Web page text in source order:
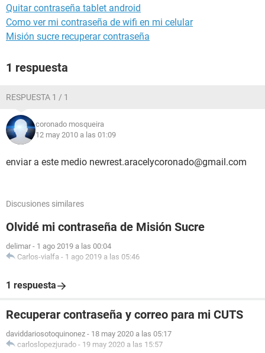
Quitar contraseña tablet android
Como ver mi contraseña de wifi en mi celular
Misión sucre recuperar contraseña
1 respuesta
RESPUESTA 1 / 1
coronado mosqueira
12 may 2010 a las 01:09
enviar a este medio newrest.aracelycoronado@gmail.com
Discusiones similares
Olvidé mi contraseña de Misión Sucre
delimar - 1 ago 2019 a las 00:04
Carlos-vialfa - 1 ago 2019 a las 05:46
1 respuesta
Recuperar contraseña y correo para mi CUTS
daviddariosotoquinonez - 18 may 2020 a las 05:17
carloslopezjurado - 19 may 2020 a las 15:57